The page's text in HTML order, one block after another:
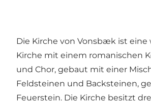
Die Kirche von Vonsbæk ist
Kirche mit einem romanischen
und Chor, gebaut mit einer
Feldsteinen und Backsteinen,
Feuerstein. Die Kirche besitzt